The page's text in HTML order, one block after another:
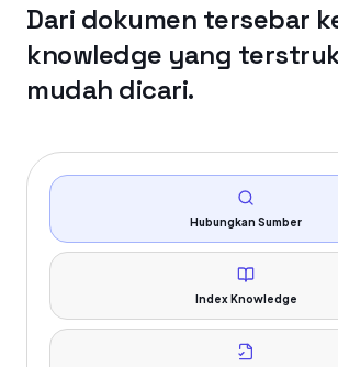
Dari dokumen tersebar
knowledge yang
mudah dicari.
Hubungkan Sumber
Index Knowledge